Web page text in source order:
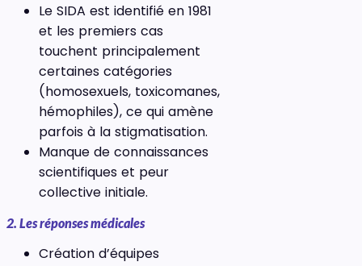
Le SIDA est identifié en 1981
et les premiers cas
touchent principalement
certaines catégories
(homosexuels, toxicomanes,
hémophiles), ce qui amène
parfois à la stigmatisation.
Manque de connaissances
scientifiques et peur
collective initiale.
2. Les réponses médicales
Création d’équipes